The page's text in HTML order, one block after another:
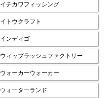
イチカワフィッシング
イトウクラフト
インディゴ
ウィップラッシュファクトリー
ウォーカーウォーカー
ウォーターランド